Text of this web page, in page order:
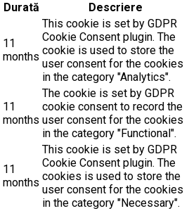
Durată Descriere
11
months
This cookie is set by GDPR
Cookie Consent plugin. The
cookie is used to store the
user consent for the cookies
in the category "Analytics".
11
months
The cookie is set by GDPR
cookie consent to record the
user consent for the cookies
in the category "Functional".
11
months
This cookie is set by GDPR
Cookie Consent plugin. The
cookies is used to store the
user consent for the cookies
in the category "Necessary".